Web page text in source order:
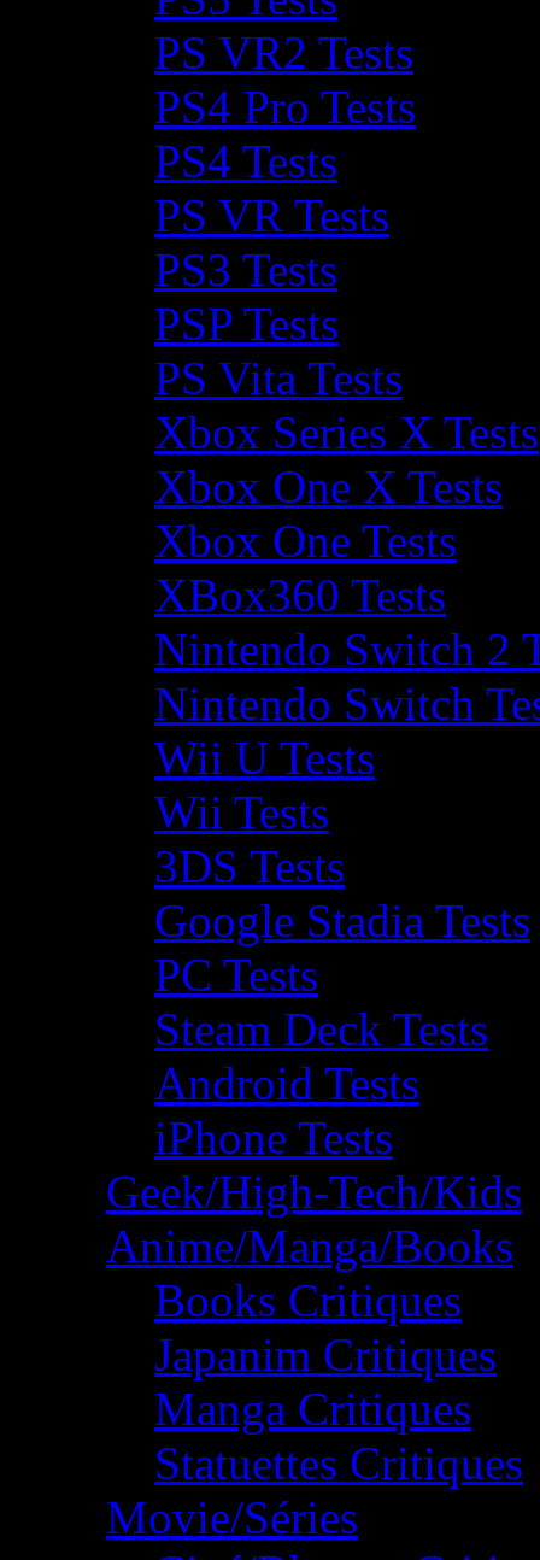
PS VR2 Tests
PS4 Pro Tests
PS4 Tests
PS VR Tests
PS3 Tests
PSP Tests
PS Vita Tests
Xbox Series X Tests
Xbox One X Tests
Xbox One Tests
XBox360 Tests
Nintendo Switch 2
Nintendo Switch
Wii U Tests
Wii Tests
3DS Tests
Google Stadia Tests
PC Tests
Steam Deck Tests
Android Tests
iPhone Tests
Geek/High-Tech/Kids
Anime/Manga/Books
Books Critiques
Japanim Critiques
Manga Critiques
Statuettes Critiques
Movie/Séries